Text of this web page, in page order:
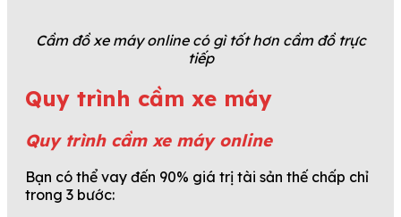
Cầm đồ xe máy online có gì tốt hơn cầm đồ trực
tiếp
Quy trình cầm xe máy
Quy trình cầm xe máy online
Bạn có thể vay đến 90% giá trị tài sản thế chấp chỉ
trong 3 bước: